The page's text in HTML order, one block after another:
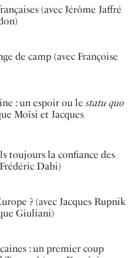
(avec Jérôme Jaffré
de camp (avec Françoise
: un espoir ou le statu quo
Moïsi et Jacques
toujours la confiance des
Dabi)
? (avec Jacques Rupnik
Giuliani)
: un premier coup